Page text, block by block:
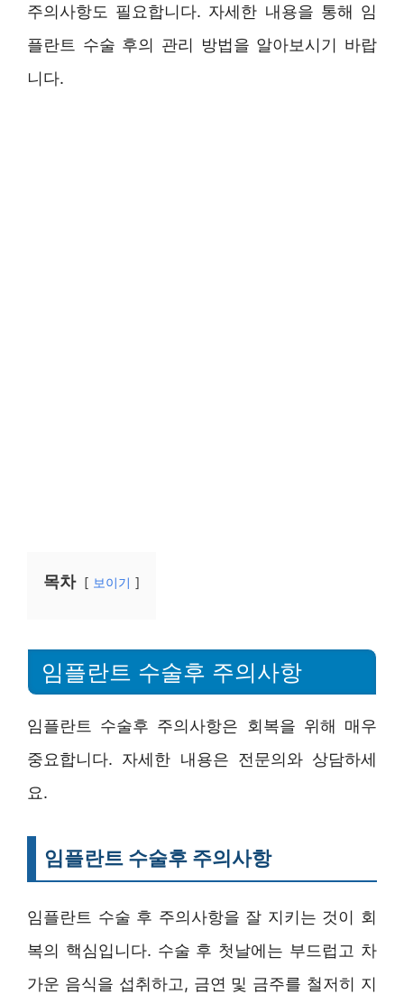
주의사항도 필요합니다. 자세한 내용을 통해 임
플란트 수술 후의 관리 방법을 알아보시기 바랍
니다.
목차 보이기
임플란트 수술후 주의사항
임플란트 수술후 주의사항은 회복을 위해 매우
중요합니다. 자세한 내용은 전문의와 상담하세
요.
임플란트 수술후 주의사항
임플란트 수술 후 주의사항을 잘 지키는 것이 회
복의 핵심입니다. 수술 후 첫날에는 부드럽고 차
가운 음식을 섭취하고, 금연 및 금주를 철저히 지